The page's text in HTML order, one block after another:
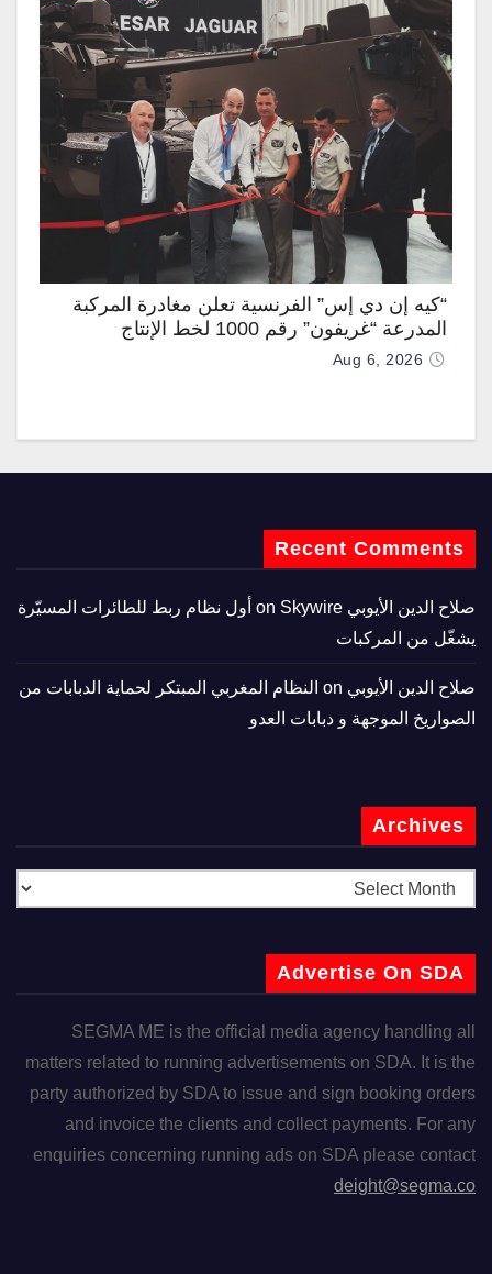
“كيه إن دي إس” الفرنسية تعلن مغادرة المركبة
المدرعة “غريفون” رقم 1000 لخط الإنتاج
Aug 6, 2026
Recent Comments
صلاح الدين الأيوبي
Skywire أول نظام ربط للطائرات المسيّرة
يشغّل من المركبات
صلاح الدين الأيوبي
النظام المغربي المبتكر لحماية الدبابات من
الصواريخ الموجهة و دبابات العدو
Archives
Advertise On SDA
SEGMA ME is the official media agency handling all
matters related to running advertisements on SDA. It is the
party authorized by SDA to issue and sign booking orders
and invoice the clients and collect payments. For any
enquiries concerning running ads on SDA please contact
deight@segma.co